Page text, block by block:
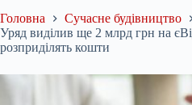
Головна
Сучасне будівництво
Уряд виділив ще 2 млрд грн на
розприділять кошти